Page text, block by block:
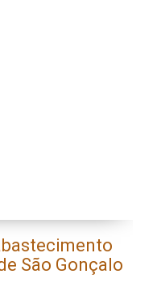
São Gonçalo